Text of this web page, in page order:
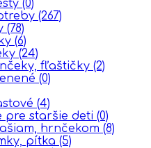
(0)
(267)
(78)
(6)
(24)
fľaštičky (2)
(0)
(4)
pre staršie deti (0)
hrnčekom (8)
pítka (5)